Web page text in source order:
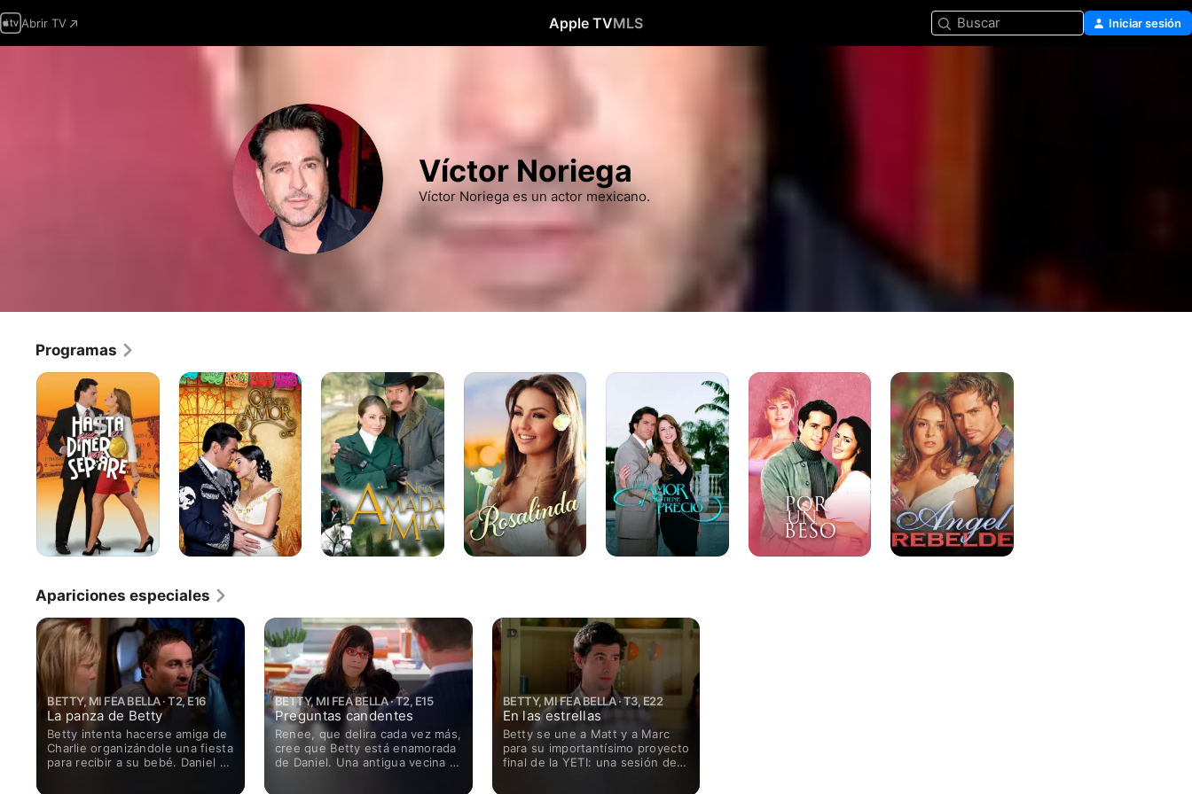
Abrir TV Apple TVMLS Buscar Iniciar sesión
Víctor Noriega
Víctor Noriega es un actor mexicano.
Programas
Hasta
Dinero
Nos
Separe
Qué
Bonito
Amor
Niña
Amada
Mía
Rosalinda
El
Tiene
Precio
Por
Un
Beso
Angel
Rebelde
Apariciones especiales
BETTY, MI FEA BELLA · T2, E16
La panza de Betty
Betty intenta hacerse amiga de
Charlie organizándole una fiesta
para recibir a su bebé. Daniel se
BETTY, MI FEA BELLA · T2, E15
Preguntas candentes
Renee, que delira cada vez más,
cree que Betty está enamorada
de Daniel. Una antigua vecina y
BETTY, MI FEA BELLA · T3, E22
En las estrellas
Betty se une a Matt y a Marc
para su importantísimo proyecto
final de la YETI: una sesión de